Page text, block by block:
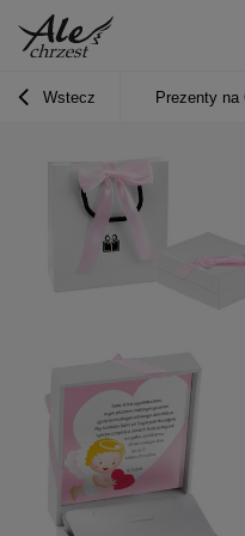
Wstecz Prezenty na